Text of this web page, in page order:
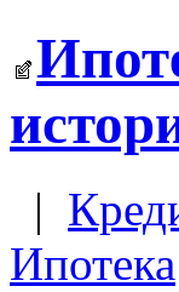
|
Ипотека